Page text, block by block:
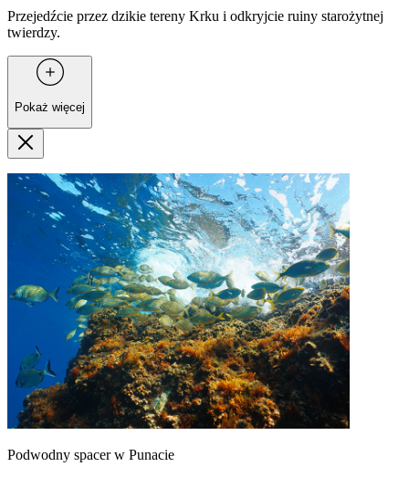
Przejedźcie przez dzikie tereny Krku i odkryjcie ruiny starożytnej
twierdzy.
Pokaż więcej
Podwodny spacer w Punacie